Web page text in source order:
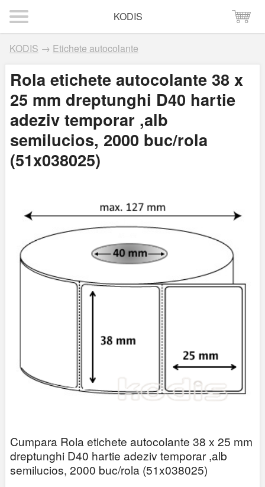
KODIS
KODIS → Etichete autocolante
Rola etichete autocolante 38 x
25 mm dreptunghi D40 hartie
adeziv temporar ,alb
semilucios, 2000 buc/rola
(51x038025)
Cumpara Rola etichete autocolante 38 x 25 mm
dreptunghi D40 hartie adeziv temporar ,alb
semilucios, 2000 buc/rola (51x038025)